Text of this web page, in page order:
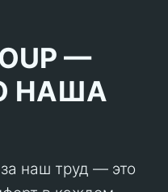
—
НАША
наш труд — это